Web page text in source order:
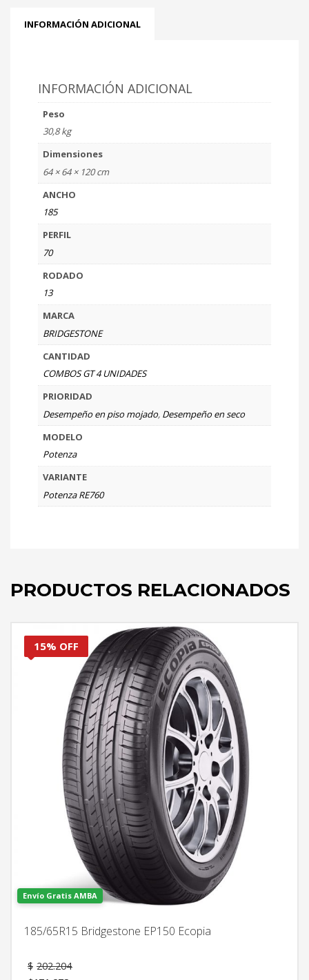
INFORMACIÓN ADICIONAL
INFORMACIÓN ADICIONAL
Peso
30,8 kg
Dimensiones
64 × 64 × 120 cm
ANCHO
185
PERFIL
70
RODADO
13
MARCA
BRIDGESTONE
CANTIDAD
COMBOS GT 4 UNIDADES
PRIORIDAD
Desempeño en piso mojado, Desempeño en seco
MODELO
Potenza
VARIANTE
Potenza RE760
PRODUCTOS RELACIONADOS
15% OFF
Envío Gratis AMBA
185/65R15 Bridgestone EP150 Ecopia
$ 202.204